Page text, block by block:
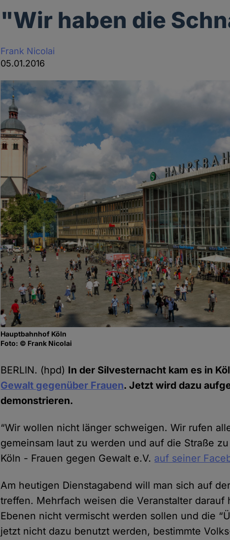
"Wir haben die
Frank Nicolai
05.01.2016
Hauptbahnhof Köln
Foto: © Frank Nicolai
BERLIN. (hpd) In der Silvesternacht kam es in
Gewalt gegenüber Frauen. Jetzt wird dazu
demonstrieren.
“Wir wollen nicht länger schweigen. Wir rufen
gemeinsam laut zu werden und auf die Straße
Köln - Frauen gegen Gewalt e.V. auf seiner
Am heutigen Dienstagabend will man sich auf
treffen. Mehrfach weisen die Veranstalter darauf
Ebenen nicht vermischt werden sollen und die
jetzt nicht dazu benutzt werden, bestimmte